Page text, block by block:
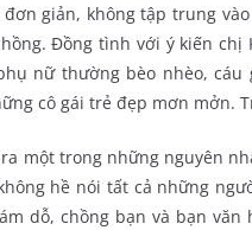
giản, không tập trung
Đồng tình với ý kiến
nữ thường bèo nhèo,
cô gái trẻ đẹp mơn mởn.
một trong những nguyên
hề nói tất cả những
dỗ, chồng bạn và bạn